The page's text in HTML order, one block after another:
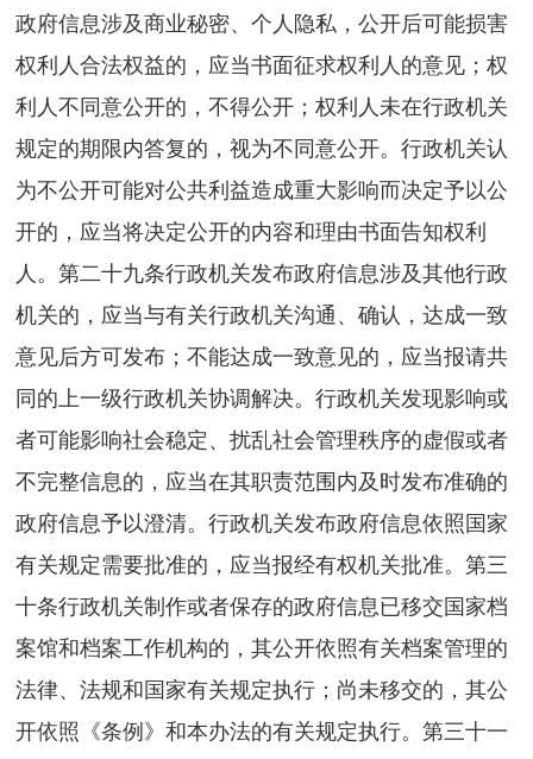
政府信息涉及商业秘密、个人隐私，公开后可能损害
权利人合法权益的，应当书面征求权利人的意见；权
利人不同意公开的，不得公开；权利人未在行政机关
规定的期限内答复的，视为不同意公开。行政机关认
为不公开可能对公共利益造成重大影响而决定予以公
开的，应当将决定公开的内容和理由书面告知权利
人。第二十九条行政机关发布政府信息涉及其他行政
机关的，应当与有关行政机关沟通、确认，达成一致
意见后方可发布；不能达成一致意见的，应当报请共
同的上一级行政机关协调解决。行政机关发现影响或
者可能影响社会稳定、扰乱社会管理秩序的虚假或者
不完整信息的，应当在其职责范围内及时发布准确的
政府信息予以澄清。行政机关发布政府信息依照国家
有关规定需要批准的，应当报经有权机关批准。第三
十条行政机关制作或者保存的政府信息已移交国家档
案馆和档案工作机构的，其公开依照有关档案管理的
法律、法规和国家有关规定执行；尚未移交的，其公
开依照《条例》和本办法的有关规定执行。第三十一